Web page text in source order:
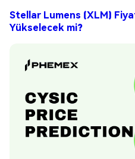
Stellar Lumens (XLM)
Yükselecek mi?